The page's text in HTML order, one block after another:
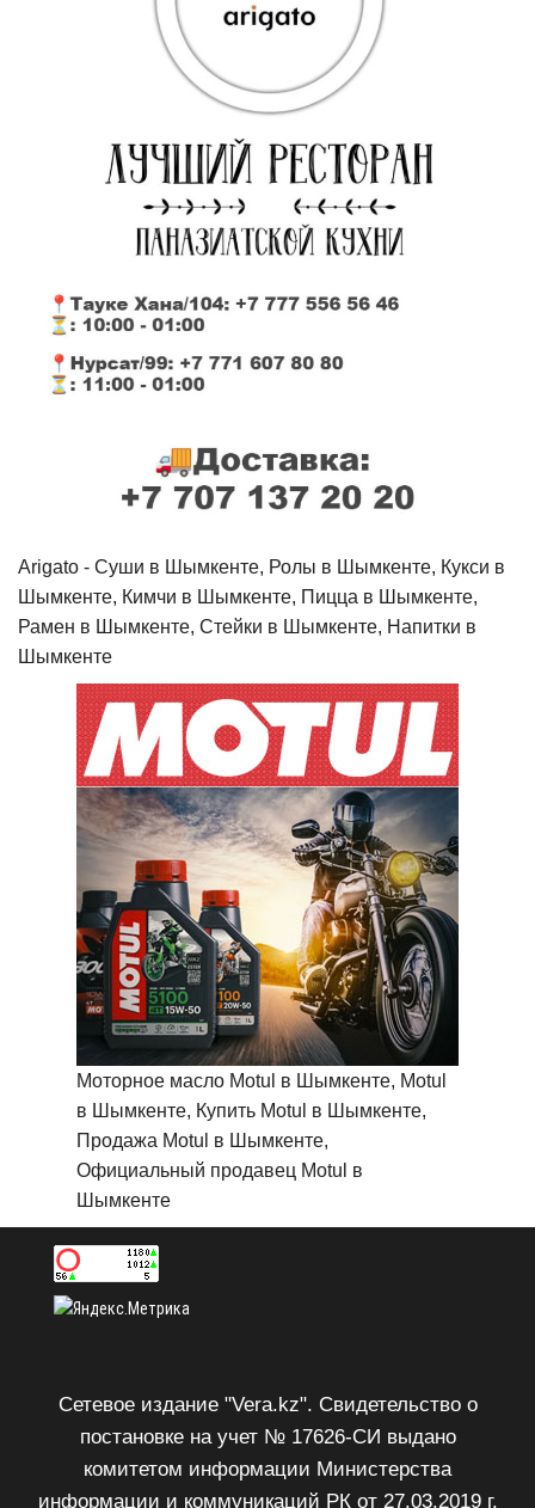
Arigato - Cуши в Шымкенте, Ролы в Шымкенте, Кукси в
Шымкенте, Кимчи в Шымкенте, Пицца в Шымкенте,
Рамен в Шымкенте, Стейки в Шымкенте, Напитки в
Шымкенте
Моторное масло Motul в Шымкенте, Motul
в Шымкенте, Купить Motul в Шымкенте,
Продажа Motul в Шымкенте,
Официальный продавец Motul в
Шымкенте
Сетевое издание "Vera.kz". Свидетельство о
постановке на учет № 17626-СИ выдано
комитетом информации Министерства
информации и коммуникаций РК от 27.03.2019 г.